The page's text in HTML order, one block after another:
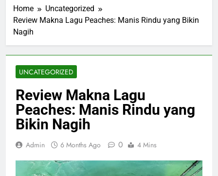
Home
Uncategorized
Review Makna Lagu Peaches: Manis Rindu yang Bikin
Nagih
UNCATEGORIZED
Review Makna Lagu
Peaches: Manis Rindu yang
Bikin Nagih
Admin 6 Months Ago 0 4 Mins